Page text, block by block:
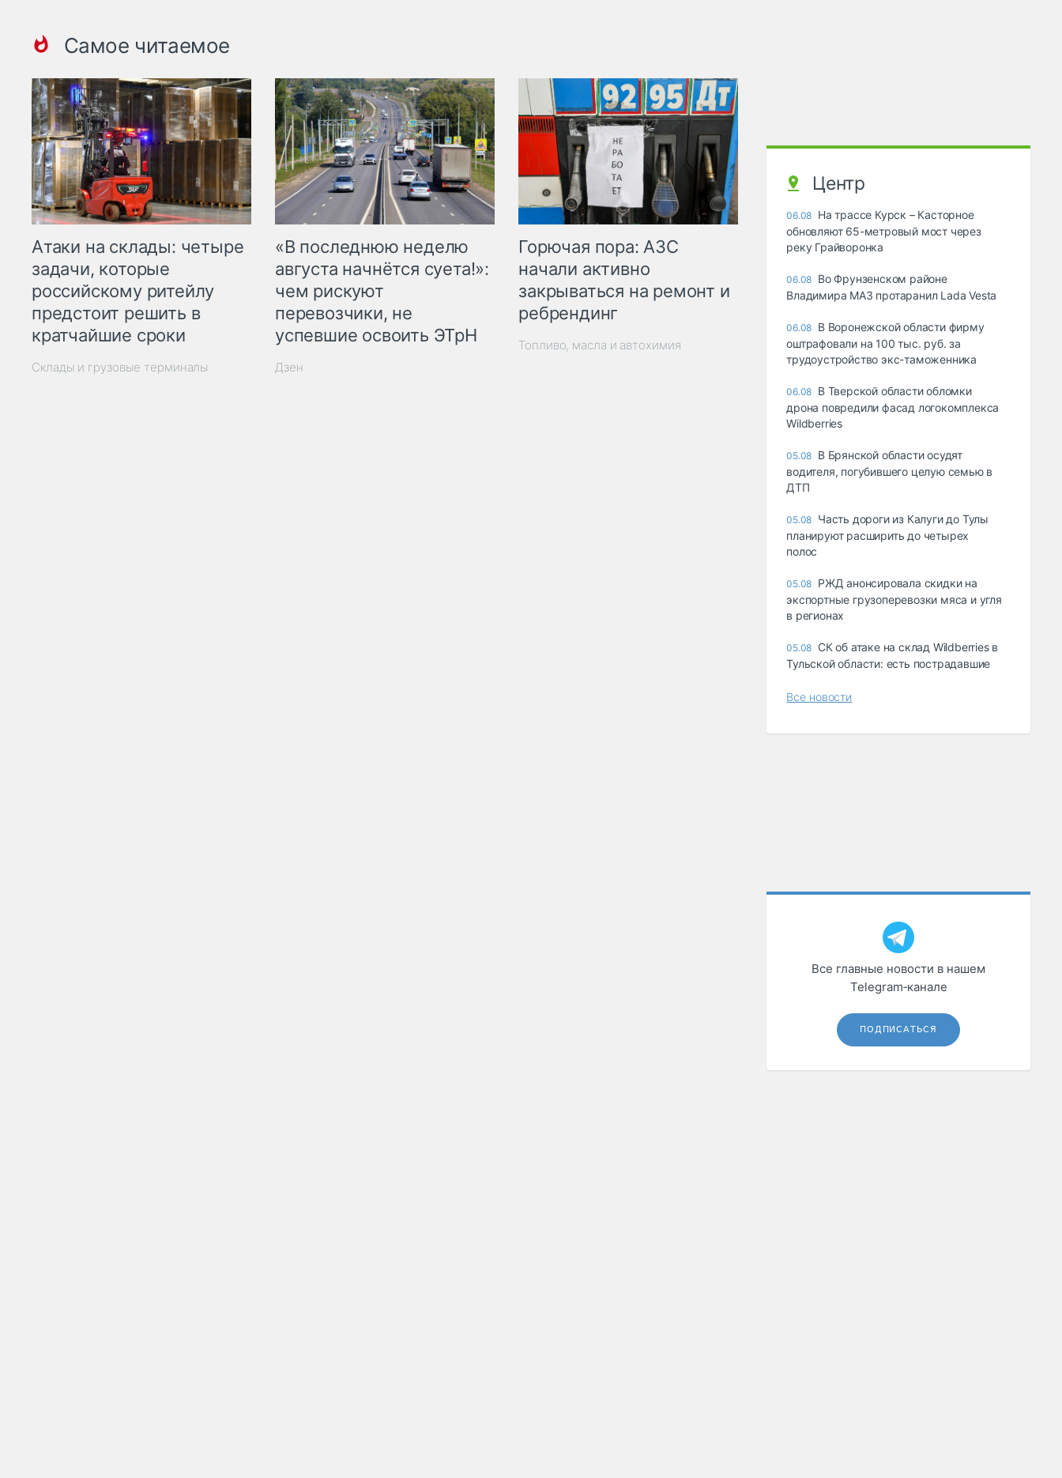
Самое читаемое
Атаки на склады: четыре
задачи, которые
российскому ритейлу
предстоит решить в
кратчайшие сроки
Склады и грузовые терминалы
«В последнюю неделю
августа начнётся суета!»:
чем рискуют
перевозчики, не
успевшие освоить ЭТрН
Дзен
Горючая пора: АЗС
начали активно
закрываться на ремонт и
ребрендинг
Топливо, масла и автохимия
Центр
06.08 На трассе Курск – Касторное
обновляют 65-метровый мост через
реку Грайворонка
06.08 Во Фрунзенском районе
Владимира МАЗ протаранил Lada Vesta
06.08 В Воронежской области фирму
оштрафовали на 100 тыс. руб. за
трудоустройство экс-таможенника
06.08 В Тверской области обломки
дрона повредили фасад логокомплекса
Wildberries
05.08 В Брянской области осудят
водителя, погубившего целую семью в
ДТП
05.08 Часть дороги из Калуги до Тулы
планируют расширить до четырех
полос
05.08 РЖД анонсировала скидки на
экспортные грузоперевозки мяса и угля
в регионах
05.08 СК об атаке на склад Wildberries в
Тульской области: есть пострадавшие
Все новости
Все главные новости в нашем
Telegram‑канале
ПОДПИСАТЬСЯ